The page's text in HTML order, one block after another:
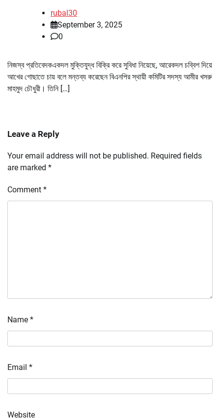
rubal30
September 3, 2025
0
নিজস্ব প্রতিবেদকএকদল মুক্তিযুদ্ধ বিক্রি করে সুবিধা নিয়েছে, আরেকদল চব্বিশ দিয়ে
আখের গোছাতে চায় বলে মন্তব্য করেছেন বিএনপির স্থায়ী কমিটির সদস্য আমীর খসরু
মাহমুদ চৌধুরী। তিনি […]
Leave a Reply
Your email address will not be published. Required fields
are marked *
Comment *
Name *
Email *
Website